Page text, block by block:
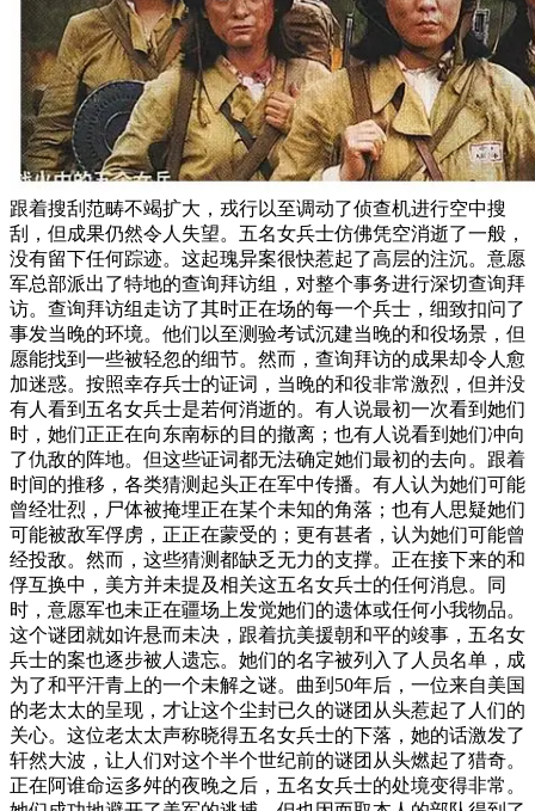
跟着搜刮范畴不竭扩大，戎行以至调动了侦查机进行空中搜
刮，但成果仍然令人失望。五名女兵士仿佛凭空消逝了一般，
没有留下任何踪迹。这起瑰异案很快惹起了高层的注沉。意愿
军总部派出了特地的查询拜访组，对整个事务进行深切查询拜
访。查询拜访组走访了其时正在场的每一个兵士，细致扣问了
事发当晚的环境。他们以至测验考试沉建当晚的和役场景，但
愿能找到一些被轻忽的细节。然而，查询拜访的成果却令人愈
加迷惑。按照幸存兵士的证词，当晚的和役非常激烈，但并没
有人看到五名女兵士是若何消逝的。有人说最初一次看到她们
时，她们正正在向东南标的目的撤离；也有人说看到她们冲向
了仇敌的阵地。但这些证词都无法确定她们最初的去向。跟着
时间的推移，各类猜测起头正在军中传播。有人认为她们可能
曾经壮烈，尸体被掩埋正在某个未知的角落；也有人思疑她们
可能被敌军俘虏，正正在蒙受的；更有甚者，认为她们可能曾
经投敌。然而，这些猜测都缺乏无力的支撑。正在接下来的和
俘互换中，美方并未提及相关这五名女兵士的任何消息。同
时，意愿军也未正在疆场上发觉她们的遗体或任何小我物品。
这个谜团就如许悬而未决，跟着抗美援朝和平的竣事，五名女
兵士的案也逐步被人遗忘。她们的名字被列入了人员名单，成
为了和平汗青上的一个未解之谜。曲到50年后，一位来自美国
的老太太的呈现，才让这个尘封已久的谜团从头惹起了人们的
关心。这位老太太声称晓得五名女兵士的下落，她的话激发了
轩然大波，让人们对这个半个世纪前的谜团从头燃起了猎奇。
正在阿谁命运多舛的夜晚之后，五名女兵士的处境变得非常。